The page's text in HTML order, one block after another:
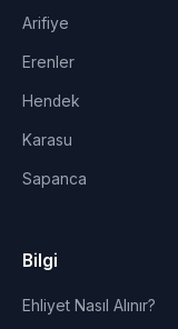
Arifiye
Erenler
Hendek
Karasu
Sapanca
Bilgi
Ehliyet Nasıl Alınır?